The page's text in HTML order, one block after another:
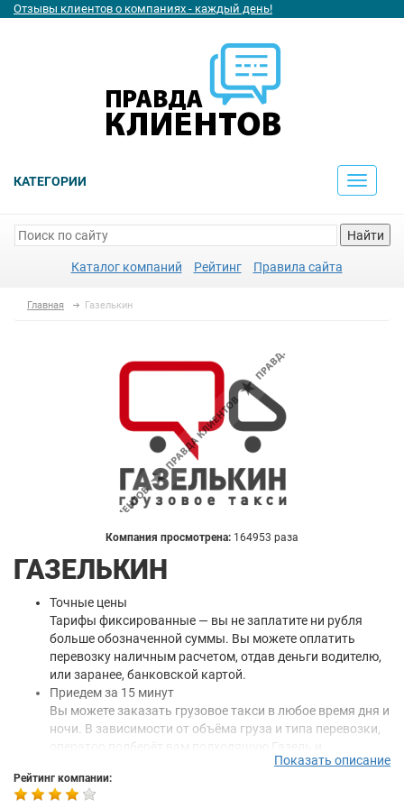
Отзывы клиентов о компаниях - каждый день!
КАТЕГОРИИ
Toggle
Найти
Каталог компаний Рейтинг Правила сайта
Главная Газелькин
Компания просмотрена: 164953 раза
ГАЗЕЛЬКИН
Точные цены
Тарифы фиксированные — вы не заплатите ни рубля
больше обозначенной суммы. Вы можете оплатить
перевозку наличным расчетом, отдав деньги водителю,
или заранее, банковской картой.
Приедем за 15 минут
Вы можете заказать грузовое такси в любое время дня и
ночи. В зависимости от объёма груза и типа перевозки,
подскажет, сколько нужно грузчиков, чтобы переезд
свершился как можно скорее.
Надёжно упакуем. Бережно довезём
Показать описание
Рейтинг компании: